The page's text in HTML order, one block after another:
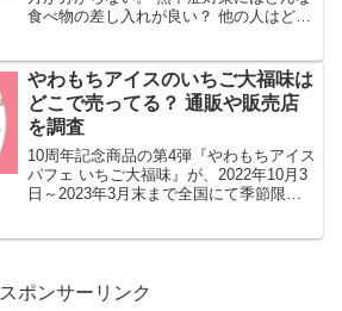
食べ物の差し入れが良い？ 他の人はどん
変。 差し入れ相手が少人数の大人（他の
親御さん）の場合...
やわもちアイスのいちご大福味は
どこで売ってる？ 通販や販売店
を調査
10周年記念商品の第4弾『やわもちアイス
パフェ いちご大福味』が、2022年10月3
日～2023年3月末まで全国にて季節限定
スポンサーリンク